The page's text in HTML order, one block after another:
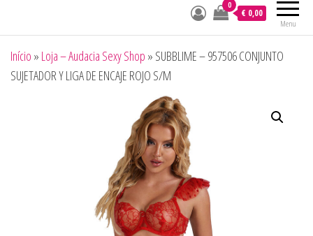
Menu
0
€ 0,00
Início » Loja – Audacia Sexy Shop » SUBBLIME – 957506 CONJUNTO
SUJETADOR Y LIGA DE ENCAJE ROJO S/M